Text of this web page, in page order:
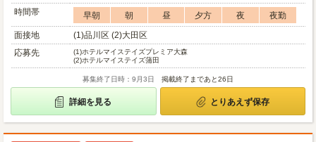
時間帯
早朝 朝 昼 夕方 夜
夜勤
面接地
(1)品川区 (2)大田区
応募先
(1)ホテルマイステイズプレミア大森
(2)ホテルマイステイズ蒲田
募集終了日時：9月3日 掲載終了まであと26日
詳細を見る とりあえず保存